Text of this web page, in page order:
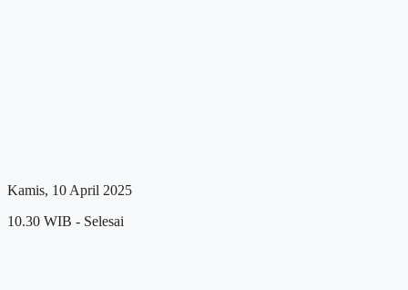
Kamis, 10 April 2025
10.30 WIB - Selesai